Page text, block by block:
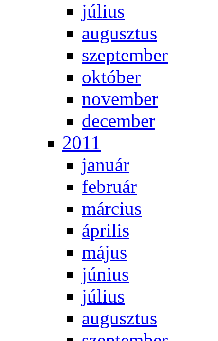
jú­li­us
au­gusz­tus
szep­tem­ber
ok­tó­ber
no­vem­ber
de­cem­ber
2011
ja­nu­ár
feb­ru­ár
már­ci­us
áp­ri­lis
má­jus
jú­ni­us
jú­li­us
au­gusz­tus